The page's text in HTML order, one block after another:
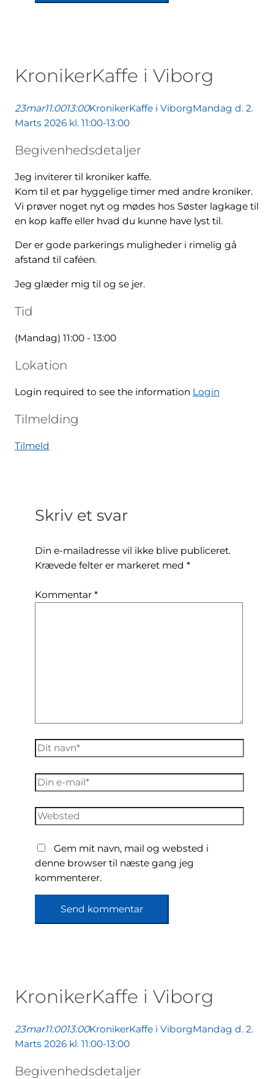
KronikerKaffe i Viborg
23mar11:0013:00KronikerKaffe i ViborgMandag d. 2.
Marts 2026 kl. 11:00-13:00
Begivenhedsdetaljer
Jeg inviterer til kroniker kaffe.
Kom til et par hyggelige timer med andre kroniker.
Vi prøver noget nyt og mødes hos Søster lagkage til
en kop kaffe eller hvad du kunne have lyst til.
Der er gode parkerings muligheder i rimelig gå
afstand til caféen.
Jeg glæder mig til og se jer.
Tid
(Mandag) 11:00 - 13:00
Lokation
Login required to see the information Login
Tilmelding
Tilmeld
Skriv et svar
Din e-mailadresse vil ikke blive publiceret.
Krævede felter er markeret med*
Kommentar*
Dit
navn*
Din
e-
mail*
Websted
Gem mit navn, mail og websted i
denne browser til næste gang jeg
kommenterer.
KronikerKaffe i Viborg
23mar11:0013:00KronikerKaffe i ViborgMandag d. 2.
Marts 2026 kl. 11:00-13:00
Begivenhedsdetaljer